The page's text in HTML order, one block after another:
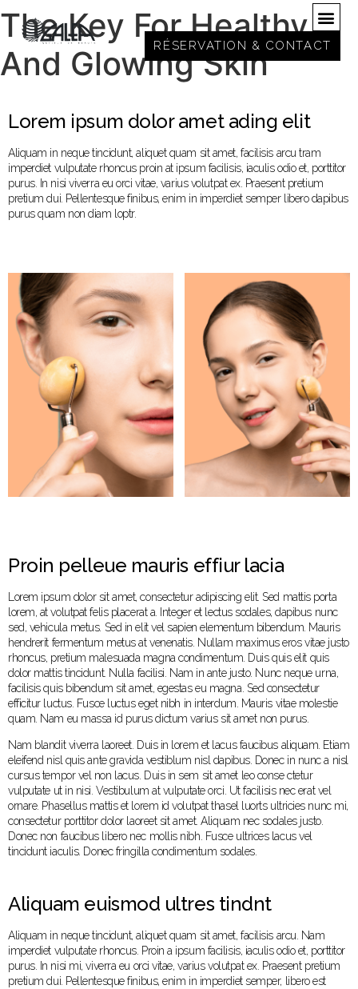
RÉSERVATION & CONTACT
The Key For Healthy
And Glowing Skin
Lorem ipsum dolor amet ading elit
Aliquam in neque tincidunt, aliquet quam sit amet, facilisis arcu tram
imperdiet vulputate rhoncus proin at ipsum facilisis, iaculis odio et, porttitor
purus. In nisi viverra eu orci vitae, varius volutpat ex. Praesent pretium
pretium dui. Pellentesque finibus, enim in imperdiet semper libero dapibus
purus quam non diam loptr.
Proin pelleue mauris effiur lacia
Lorem ipsum dolor sit amet, consectetur adipiscing elit. Sed mattis porta
lorem, at volutpat felis placerat a. Integer et lectus sodales, dapibus nunc
sed, vehicula metus. Sed in elit vel sapien elementum bibendum. Mauris
hendrerit fermentum metus at venenatis. Nullam maximus eros vitae justo
rhoncus, pretium malesuada magna condimentum. Duis quis elit quis
dolor mattis tincidunt. Nulla facilisi. Nam in ante justo. Nunc neque urna,
facilisis quis bibendum sit amet, egestas eu magna. Sed consectetur
efficitur luctus. Fusce luctus eget nibh in interdum. Mauris vitae molestie
quam. Nam eu massa id purus dictum varius sit amet non purus.
Nam blandit viverra laoreet. Duis in lorem et lacus faucibus aliquam. Etiam
eleifend nisl quis ante gravida vestiblum nisl dapibus. Donec in nunc a nisl
cursus tempor vel non lacus. Duis in sem sit amet leo conse ctetur
vulputate ut in nisi. Vestibulum at vulputate orci. Ut facilisis nec erat vel
ornare. Phasellus mattis et lorem id volutpat thasel luorts ultricies nunc mi,
consectetur porttitor dolor laoreet sit amet. Aliquam nec sodales justo.
Donec non faucibus libero nec mollis nibh. Fusce ultrices lacus vel
tincidunt iaculis. Donec fringilla condimentum sodales.
Aliquam euismod ultres tindnt
Aliquam in neque tincidunt, aliquet quam sit amet, facilisis arcu. Nam
imperdiet vulputate rhoncus. Proin a ipsum facilisis, iaculis odio et, porttitor
purus. In nisi mi, viverra eu orci vitae, varius volutpat ex. Praesent pretium
pretium dui. Pellentesque finibus, enim in imperdiet semper, libero est